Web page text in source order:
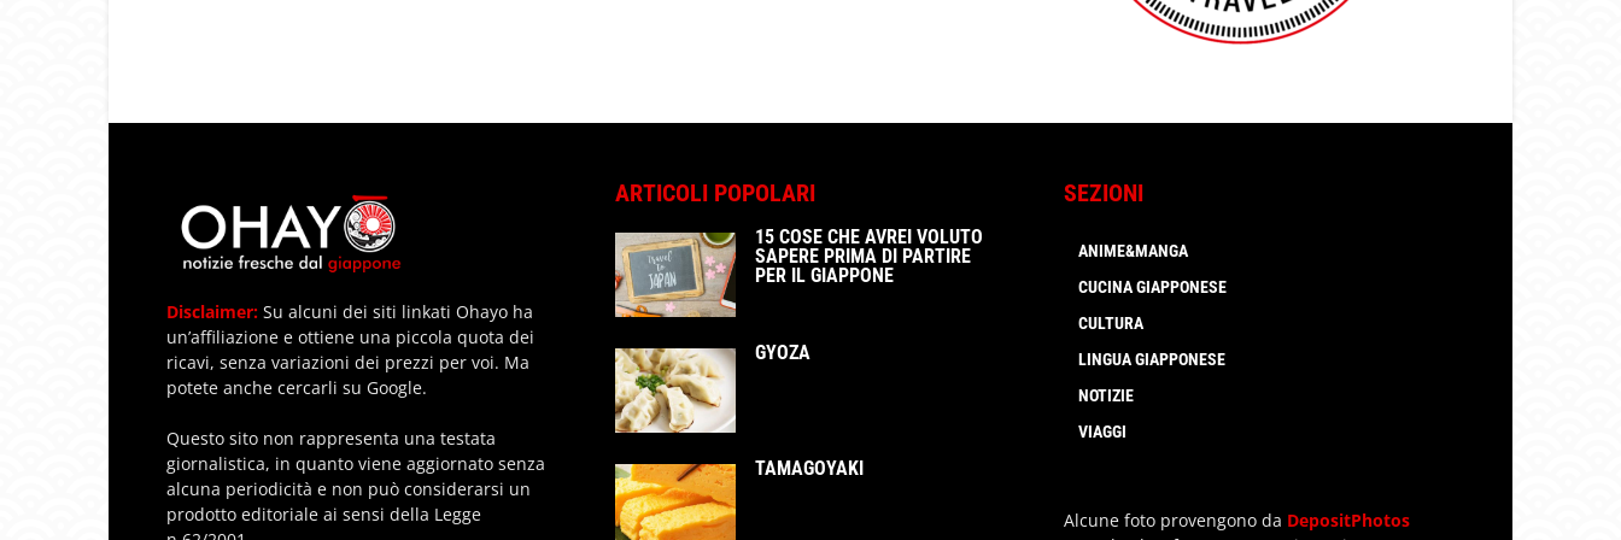
Disclaimer: Su alcuni dei siti linkati Ohayo ha
un’affiliazione e ottiene una piccola quota dei
ricavi, senza variazioni dei prezzi per voi. Ma
potete anche cercarli su Google.
Questo sito non rappresenta una testata
giornalistica, in quanto viene aggiornato senza
alcuna periodicità e non può considerarsi un
prodotto editoriale ai sensi della Legge
ARTICOLI POPOLARI
15 COSE CHE AVREI VOLUTO
SAPERE PRIMA DI PARTIRE
PER IL GIAPPONE
GYOZA
TAMAGOYAKI
SEZIONI
ANIME&MANGA
CUCINA GIAPPONESE
CULTURA
LINGUA GIAPPONESE
NOTIZIE
VIAGGI
Alcune foto provengono da DepositPhotos